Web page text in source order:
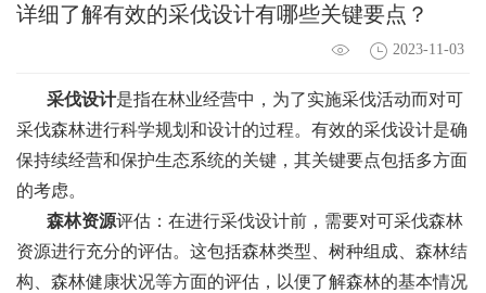
详细了解有效的采伐设计有哪些关键要点？
2023-11-03
采伐设计是指在林业经营中，为了实施采伐活动而对可
采伐森林进行科学规划和设计的过程。有效的采伐设计是确
保持续经营和保护生态系统的关键，其关键要点包括多方面
的考虑。
森林资源评估：在进行采伐设计前，需要对可采伐森林
资源进行充分的评估。这包括森林类型、树种组成、森林结
构、森林健康状况等方面的评估，以便了解森林的基本情况